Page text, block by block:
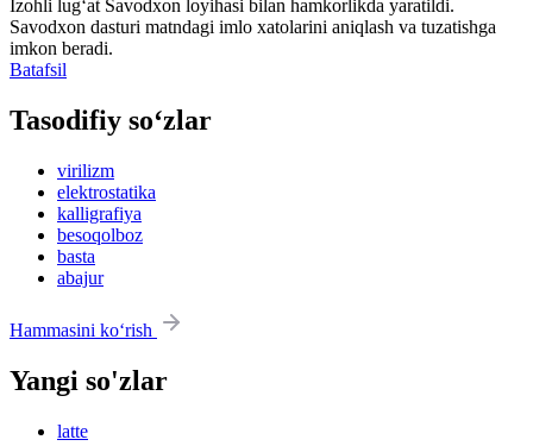
Izohli lugʻat Savodxon loyihasi bilan hamkorlikda yaratildi.
Savodxon dasturi matndagi imlo xatolarini aniqlash va tuzatishga
imkon beradi.
Batafsil
Tasodifiy so‘zlar
virilizm
elektrostatika
kalligrafiya
besoqolboz
basta
abajur
Hammasini ko‘rish
Yangi so'zlar
latte